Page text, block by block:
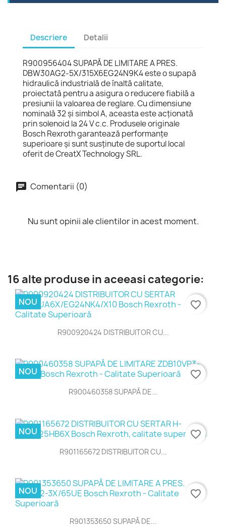
Descriere Detalii
R900956404 SUPAPĂ DE LIMITARE A PRES.
DBW30AG2-5X/315X6EG24N9K4 este o supapă
hidraulică industrială de înaltă calitate,
proiectată pentru a asigura o reducere fiabilă a
presiunii la valoarea de reglare. Cu dimensiune
nominală 32 și simbol A, aceasta este acționată
prin solenoid la 24 V c.c. Produsele originale
Bosch Rexroth garantează performanțe
superioare și sunt susținute de suportul local
oferit de CreatX Technology SRL.
Comentarii (0)
Nu sunt opinii ale clientilor in acest moment.
16 alte produse in aceeasi categorie:
R900920424 DISTRIBUITOR CU...
NOU favorite_border
R900460358 SUPAPĂ DE...
NOU favorite_border
R901165672 DISTRIBUITOR CU...
NOU favorite_border
R901353650 SUPAPĂ DE...
NOU favorite_border